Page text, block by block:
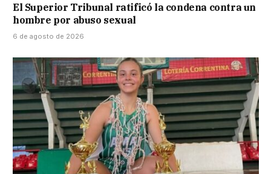
El Superior Tribunal ratificó la condena contra un
hombre por abuso sexual
6 de agosto de 2026